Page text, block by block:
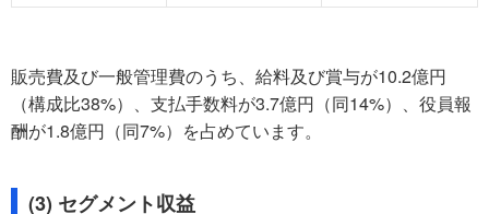
販売費及び一般管理費のうち、給料及び賞与が10.2億円
（構成比38%）、支払手数料が3.7億円（同14%）、役員報
酬が1.8億円（同7%）を占めています。
(3) セグメント収益